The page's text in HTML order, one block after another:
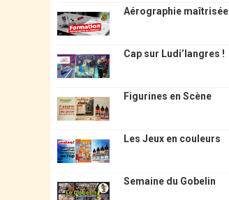
Aérographie maîtrisée
Cap sur Ludi’langres !
Figurines en Scène
Les Jeux en couleurs
Semaine du Gobelin